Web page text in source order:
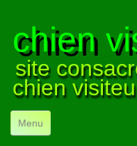
chien
site
chien
Menu